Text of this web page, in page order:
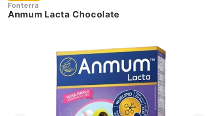
Fonterra
Anmum Lacta Chocolate